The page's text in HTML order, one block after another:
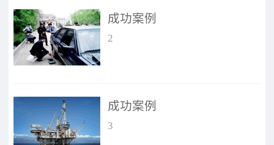
成功案例
2
成功案例
3